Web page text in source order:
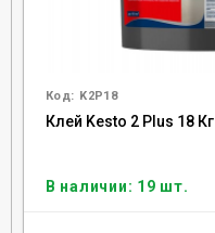
Код: K2P18
Клей Kesto 2 Plus 18 Кг
В наличии: 19 шт.